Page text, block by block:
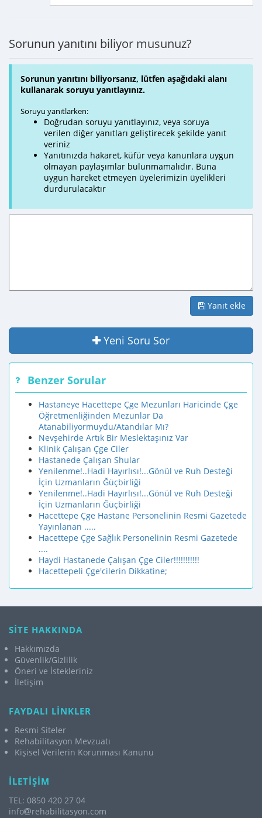
Sorunun yanıtını biliyor musunuz?
Sorunun yanıtını biliyorsanız, lütfen aşağıdaki alanı
kullanarak soruyu yanıtlayınız.
Soruyu yanıtlarken:
Doğrudan soruyu yanıtlayınız, veya soruya
verilen diğer yanıtları geliştirecek şekilde yanıt
veriniz
Yanıtınızda hakaret, küfür veya kanunlara uygun
olmayan paylaşımlar bulunmamalıdır. Buna
uygun hareket etmeyen üyelerimizin üyelikleri
durdurulacaktır
Yanıt ekle
Yeni Soru Sor
Benzer Sorular
Hastaneye Hacettepe Çge Mezunları Haricinde Çge
Öğretmenliğinden Mezunlar Da
Atanabiliyormuydu/Atandılar Mı?
Nevşehirde Artık Bir Meslektaşınız Var
Klinik Çalışan Çge Ciler
Hastanede Çalışan Shular
Yenilenme!..Hadi Hayırlısı!...Gönül ve Ruh Desteği
İçin Uzmanların Ğüçbirliği
Yenilenme!..Hadi Hayırlısı!...Gönül ve Ruh Desteği
İçin Uzmanların Ğüçbirliği
Hacettepe Çge Hastane Personelinin Resmi Gazetede
Yayınlanan .....
Hacettepe Çge Sağlık Personelinin Resmi Gazetede
....
Haydi Hastanede Çalışan Çge Ciler!!!!!!!!!!!
Hacettepeli Çge'cilerin Dikkatine;
SİTE HAKKINDA
Hakkımızda
Güvenlik/Gizlilik
Öneri ve İstekleriniz
İletişim
FAYDALI LİNKLER
Resmi Siteler
Rehabilitasyon Mevzuatı
Kişisel Verilerin Korunması Kanunu
İLETİŞİM
TEL: 0850 420 27 04
info
rehabilitasyon.com